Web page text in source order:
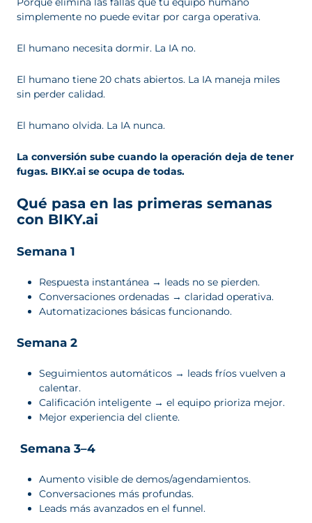
simplemente no puede evitar por carga operativa.
El humano necesita dormir. La IA no.
El humano tiene 20 chats abiertos. La IA maneja miles
sin perder calidad.
El humano olvida. La IA nunca.
La conversión sube cuando la operación deja de tener
fugas. BIKY.ai se ocupa de todas.
Qué pasa en las primeras semanas
con BIKY.ai
Semana 1
Respuesta instantánea → leads no se pierden.
Conversaciones ordenadas → claridad operativa.
Automatizaciones básicas funcionando.
Semana 2
Seguimientos automáticos → leads fríos vuelven a
calentar.
Calificación inteligente → el equipo prioriza mejor.
Mejor experiencia del cliente.
Semana 3–4
Aumento visible de demos/agendamientos.
Conversaciones más profundas.
Leads más avanzados en el funnel.